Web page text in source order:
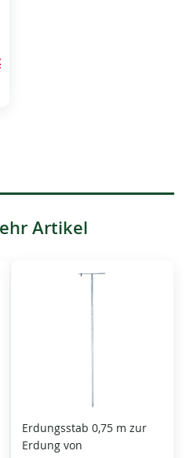
Artikel
Erdungsstab 0,75 m zur
Erdung von